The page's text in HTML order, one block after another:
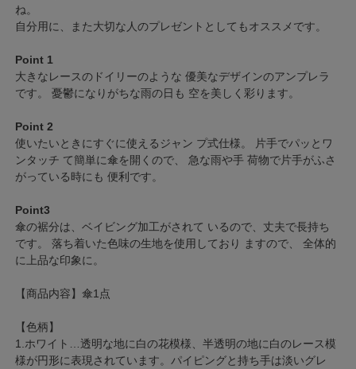
ね。
自分用に、また大切な人のプレゼントとしてもオススメです。
Point 1
大きなレースのドイリーのような 優美なデザインのアンプレラ
です。 憂鬱になりがちな雨の日も 空を美しく彩ります。
Point 2
使いたいときにすぐに使えるジャン プ式仕様。 片手でパッとワ
ンタッチ て簡単に傘を開くので、 急な雨や手 荷物で片手がふさ
がっている時にも 便利です。
Point3
傘の裾分は、ベイビング加工がされて いるので、丈夫で長持ち
です。 落ち着いた色味の生地を使用しており ますので、 全体的
に上品な印象に。
【商品内容】傘1点
【色柄】
1.ホワイト…透明な地に白の花模様、半透明の地に白のレース模
様が円形に表現されています。パイピングと持ち手は淡いグレ